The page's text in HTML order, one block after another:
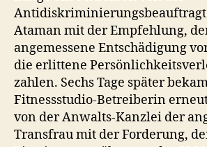
Ataman mit der Empfehlung,
angemessene Entschädigung
die erlittene
zahlen. Sechs Tage später
Fitnessstudio-Betreiberin
von der Anwalts-Kanzlei der
Transfrau mit der Forderung,